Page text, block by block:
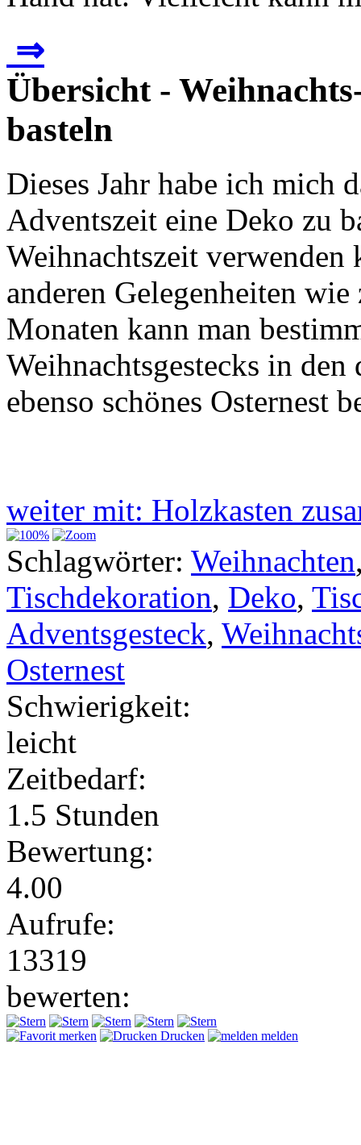
⇒
Übersicht -
basteln
Dieses Jahr habe ich mich
Adventszeit eine Deko zu
Weihnachtszeit
anderen Gelegenheiten
Monaten kann man
Weihnachtsgestecks in
ebenso schönes Osternest
weiter mit: Holzkasten
Schlagwörter: Weihnachten
Tischdekoration, Deko,
Adventsgesteck,
Osternest
Schwierigkeit:
leicht
Zeitbedarf:
1.5 Stunden
Bewertung:
4.00
Aufrufe:
13319
bewerten:
merken Drucken melden